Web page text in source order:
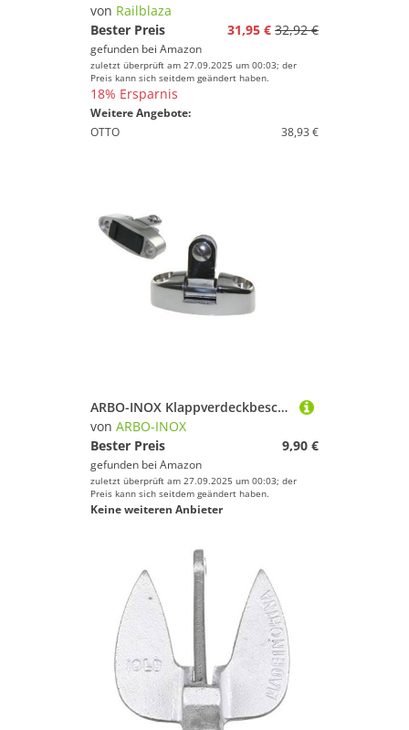
Steuerungsausrüstung
Wasserdichte Taschen
Geschlecht
von Railblaza
Bester Preis
31,95 € 32,92 €
gefunden bei Amazon
zuletzt überprüft am 27.09.2025 um 00:03; der
Preis kann sich seitdem geändert haben.
18% Ersparnis
Weitere Angebote:
OTTO
38,93 €
ARBO-INOX Klappverdeckbeschlag Deckbeschlag für Bimini Sonnensegel
von ARBO-INOX
Bester Preis
9,90 €
gefunden bei Amazon
zuletzt überprüft am 27.09.2025 um 00:03; der
Preis kann sich seitdem geändert haben.
Keine weiteren Anbieter